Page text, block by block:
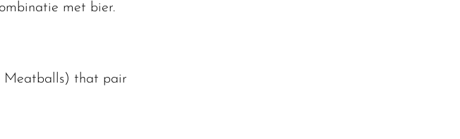
met bier.
Meatballs) that pair